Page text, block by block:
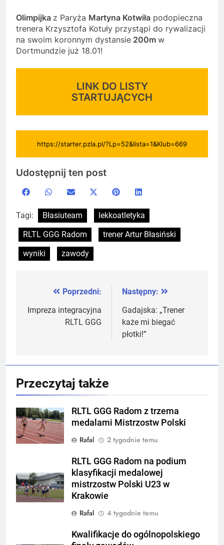
Olimpijka z Paryża Martyna Kotwiła podopieczna
trenera Krzysztofa Kotuły przystąpi do rywalizacji
na swoim koronnym dystansie 200m w
Dortmundzie już 18.01!
LINK DO LISTY
STARTUJĄCYCH
https://starter.pzla.pl/?Lp=52&lista=1&Klub=669
Udostępnij ten post
Share
Facebook
Share
WhatsApp
Share
Email
Share
Share
Pinterest
Tagi: Błasiuteam
lekkoatletyka
RLTL GGG Radom
trener Artur Błasiński
wyniki
zawody
Nawigacja
wpisu
Poprzedni:
Impreza integracyjna
RLTL GGG
Następny:
Gadajska: „Trener
każe mi biegać
płotki!”
Przeczytaj także
RLTL GGG Radom z trzema
medalami Mistrzostw Polski
Rafal
2 tygodnie temu
RLTL GGG Radom na podium
klasyfikacji medalowej
mistrzostw Polski U23 w
Krakowie
Rafal
4 tygodnie temu
Kwalifikacje do ogólnopolskiego